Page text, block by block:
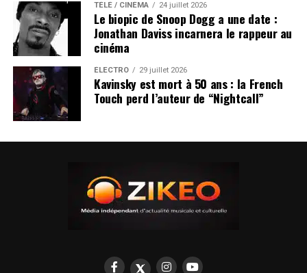
TÉLÉ / CINÉMA 24 juillet 2026
Le biopic de Snoop Dogg a une date :
Jonathan Daviss incarnera le rappeur au
cinéma
ÉLECTRO 29 juillet 2026
Kavinsky est mort à 50 ans : la French
Touch perd l’auteur de “Nightcall”